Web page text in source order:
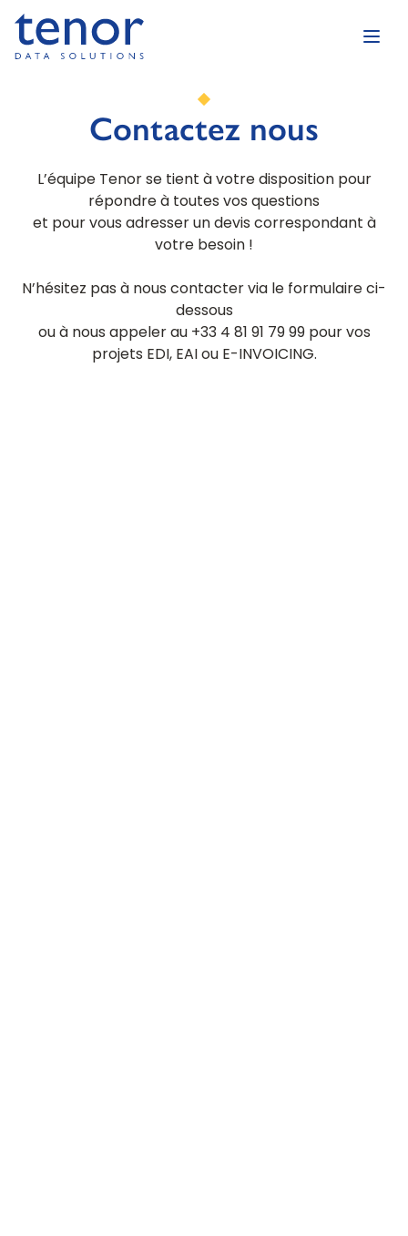
Contactez nous
L’équipe Tenor se tient à votre disposition pour
répondre à toutes vos questions
et pour vous adresser un devis correspondant à
votre besoin !
N’hésitez pas à nous contacter via le formulaire ci-
dessous
ou à nous appeler au +33 4 81 91 79 99 pour vos
projets EDI, EAI ou E-INVOICING.